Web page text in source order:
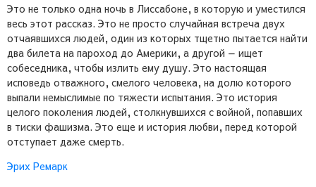
Это не только одна ночь в Лиссабоне, в которую и уместился
весь этот рассказ. Это не просто случайная встреча двух
отчаявшихся людей, один из которых тщетно пытается найти
два билета на пароход до Америки, а другой — ищет
собеседника, чтобы излить ему душу. Это настоящая
исповедь отважного, смелого человека, на долю которого
выпали немыслимые по тяжести испытания. Это история
целого поколения людей, столкнувшихся с войной, попавших
в тиски фашизма. Это еще и история любви, перед которой
отступает даже смерть.
Эрих Ремарк